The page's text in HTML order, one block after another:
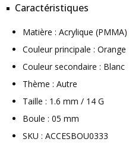
Caractéristiques
Matière : Acrylique (PMMA)
Couleur principale : Orange
Couleur secondaire : Blanc
Thème : Autre
Taille : 1.6 mm / 14 G
Boule : 05 mm
SKU : ACCESBOU0333